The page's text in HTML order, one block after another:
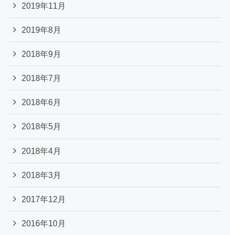
2019年11月
2019年8月
2018年9月
2018年7月
2018年6月
2018年5月
2018年4月
2018年3月
2017年12月
2016年10月